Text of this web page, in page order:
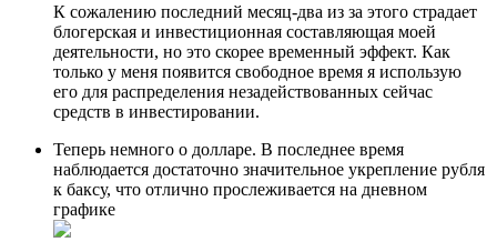
К сожалению последний месяц-два из за этого страдает
блогерская и инвестиционная составляющая моей
деятельности, но это скорее временный эффект. Как
только у меня появится свободное время я использую
его для распределения незадействованных сейчас
средств в инвестировании.
Теперь немного о долларе. В последнее время
наблюдается достаточно значительное укрепление рубля
к баксу, что отлично прослеживается на дневном
графике